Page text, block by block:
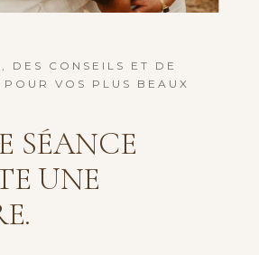
DES CONSEILS ET DE
VOS PLUS BEAUX
SÉANCE
UNE